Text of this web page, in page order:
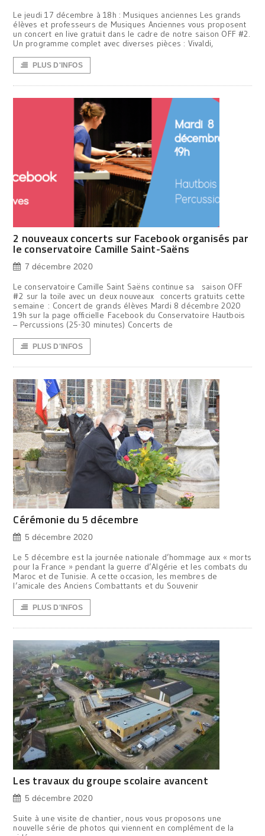
Le jeudi 17 décembre à 18h : Musiques anciennes Les grands
élèves et professeurs de Musiques Anciennes vous proposent
un concert en live gratuit dans le cadre de notre saison OFF #2.
Un programme complet avec diverses pièces : Vivaldi,
PLUS D'INFOS
2 nouveaux concerts sur Facebook organisés par
le conservatoire Camille Saint-Saëns
7 décembre 2020
Le conservatoire Camille Saint Saëns continue sa saison OFF
#2 sur la toile avec un deux nouveaux concerts gratuits cette
semaine : Concert de grands élèves Mardi 8 décembre 2020
19h sur la page officielle Facebook du Conservatoire Hautbois
– Percussions (25-30 minutes) Concerts de
PLUS D'INFOS
Cérémonie du 5 décembre
5 décembre 2020
Le 5 décembre est la journée nationale d’hommage aux « morts
pour la France » pendant la guerre d’Algérie et les combats du
Maroc et de Tunisie. A cette occasion, les membres de
l’amicale des Anciens Combattants et du Souvenir
PLUS D'INFOS
Les travaux du groupe scolaire avancent
5 décembre 2020
Suite à une visite de chantier, nous vous proposons une
nouvelle série de photos qui viennent en complément de la